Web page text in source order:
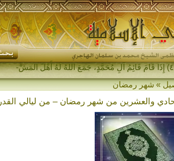
» شهر رمضان
والعشرين من شهر رمضان – من ليالي القدر